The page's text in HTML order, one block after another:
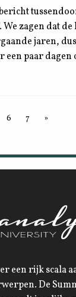
We zagen dat
jaren,
een paar dagen
6 7 »
een rijk scala
De